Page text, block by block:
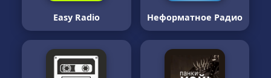
Easy Radio Неформатное Радио